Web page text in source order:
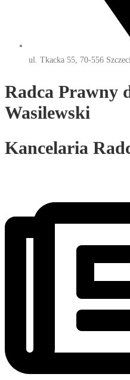
ul. Tkacka 55, 70-556
Radca Prawny
Wasilewski
Kancelaria